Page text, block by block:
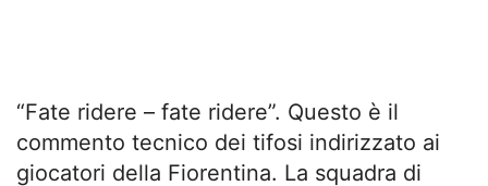
“Fate ridere – fate ridere”. Questo è il
commento tecnico dei tifosi indirizzato ai
giocatori della Fiorentina. La squadra di